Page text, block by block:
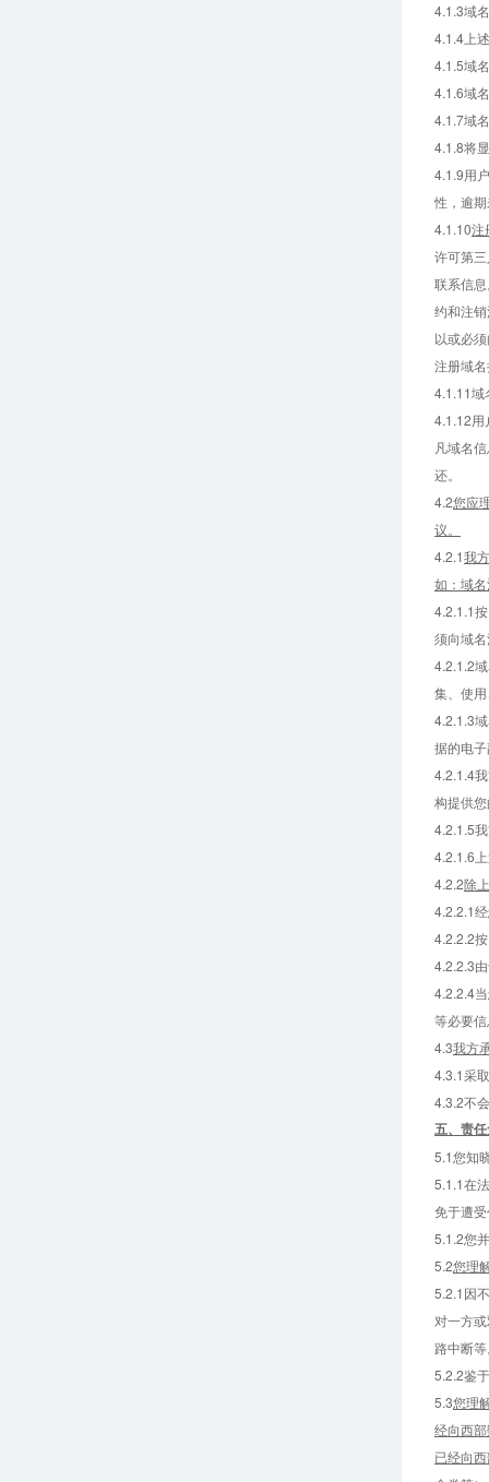
4.1.3域
4.1.4上
4.1.5域
4.1.6域
4.1.7域
4.1.8将
4.1.9用
性，逾
4.1.10注
许可第
联系信
约和注
以或必
注册域
4.1.11域
4.1.12用
凡域名
还。
4.2您应
议。
4.2.1我
如：域
4.2.1.1
须向域
4.2.1.2
集、使
4.2.1.3
据的电
4.2.1.4
构提供
4.2.1.5
4.2.1.6
4.2.2除
4.2.2.1
4.2.2.2
4.2.2.3
4.2.2.4
等必要
4.3我方
4.3.1采
4.3.2不
五、 责
5.1您知
5.1.1在
免于遭
5.1.2您
5.2您理
5.2.1因
对一方
路中断
5.2.2鉴
5.3您理
经向西
已经向